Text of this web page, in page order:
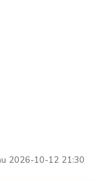
2026-10-12 21:30